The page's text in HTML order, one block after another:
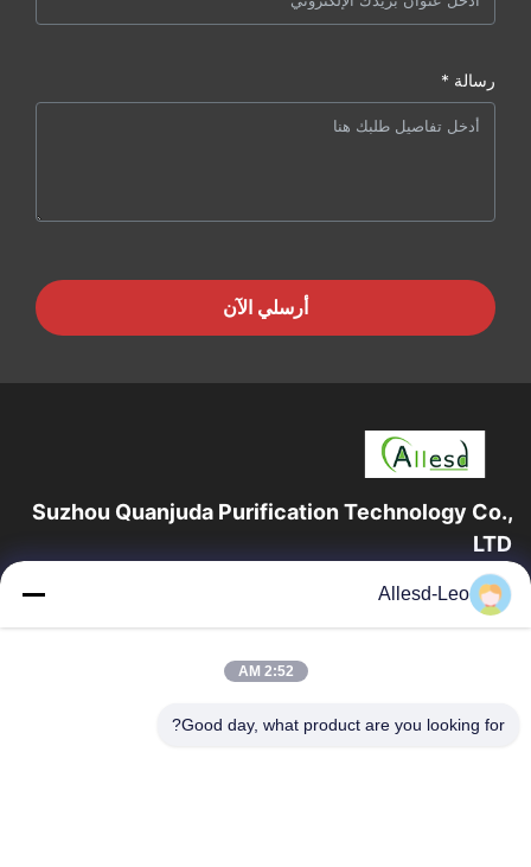
رسالة *
أرسلي الآن
Suzhou Quanjuda Purification Technology Co.,
LTD
16 عامًا من الخبرة ، بصفتنا مصنعًا ومصدرًا رائدًا لمنتجات البيئة والتنمية
المستدامة وغرف الأبحاث ، فإننا نقدم مجموعة كاملة من معدات
الصفحة الرئيسية
منتجات
Allesd-Leo
2:52 AM
Good day, what product are you looking for?